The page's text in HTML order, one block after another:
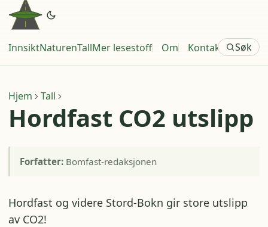
InnsiktNaturenTallMer lesestoff Om Kontakt Søk
Hjem Tall
Hordfast CO2 utslipp
Forfatter: Bomfast-redaksjonen
Hordfast og videre Stord-Bokn gir store utslipp
av CO2!